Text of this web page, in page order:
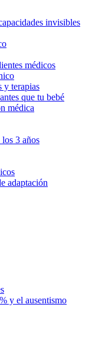
invisibles
médicos
y terapias
que tu bebé
médica
3 años
adaptación
y el ausentismo